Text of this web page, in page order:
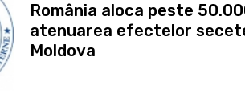
România aloca peste
atenuarea efectelor
Moldova